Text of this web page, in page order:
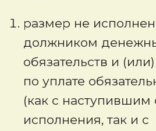
размер не
должником
обязательств и
по уплате
(как с наступившим
исполнения, так и с